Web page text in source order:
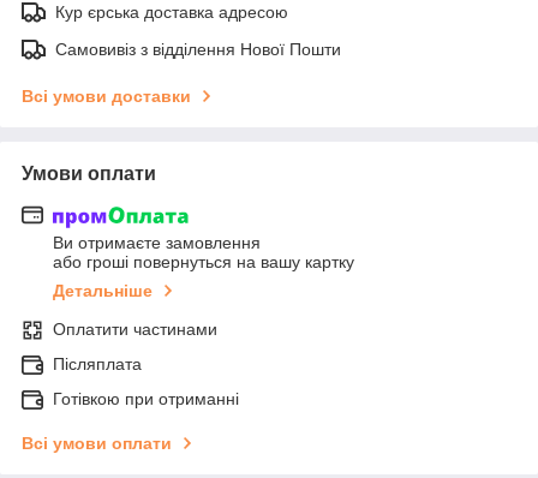
Кур єрська доставка адресою
Самовивіз з відділення Нової Пошти
Всі умови доставки
Умови оплати
Ви отримаєте замовлення
або гроші повернуться на вашу картку
Детальніше
Оплатити частинами
Післяплата
Готівкою при отриманні
Всі умови оплати